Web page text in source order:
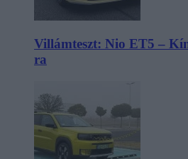
Villámteszt: Nio ET5 –
ra